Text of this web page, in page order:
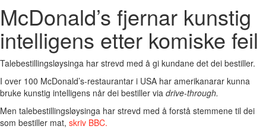
McDonald’s fjernar kunstig
intelligens etter komiske feil
Talebestillingsløysinga har strevd med å gi kundane det dei bestiller.
I over 100 McDonald’s-restaurantar i USA har amerikanarar kunna
bruke kunstig intelligens når dei bestiller via drive-through.
Men talebestillingsløysinga har strevd med å forstå stemmene til dei
som bestiller mat, skriv BBC.